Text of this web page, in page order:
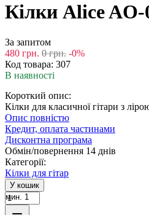
Кілки Alice AO-
За запитом
480 грн. 0 грн. -0%
Код товара: 307
В наявності
Короткий опис:
Кілки для класичної гітари з
Опис повністю
Кредит, оплата частинами
Дисконтна програма
Обмін/повернення 14 днів
Категорії:
Кілки для гітар
У кошик
мин. 1